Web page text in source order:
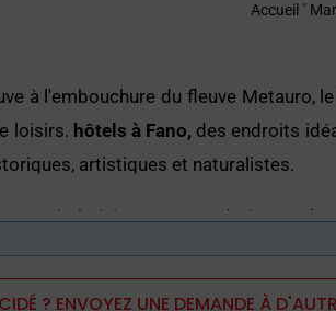
Accueil "
à l'embouchure du fleuve Metauro,
loisirs. hôtels à Fano, des endroits
artistiques et naturalistes.
qui choisissent cet endroit pour la
de la région.
s'aventurer dans les collines pour
? ENVOYEZ UNE DEMANDE À